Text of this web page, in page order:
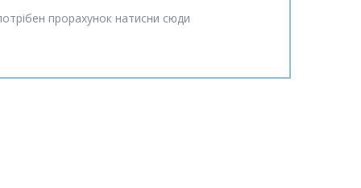
прорахунок натисни сюди